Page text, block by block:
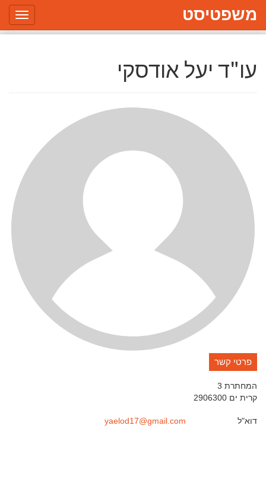
משפטיסט
עו"ד יעל אודסקי
פרטי קשר
המחתרת 3
קרית ים 2906300
דוא"ל yaelod17@gmail.com